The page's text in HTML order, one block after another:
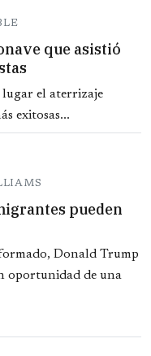
que asistió
el aterrizaje
exitosas...
pueden
Donald Trump
oportunidad de una